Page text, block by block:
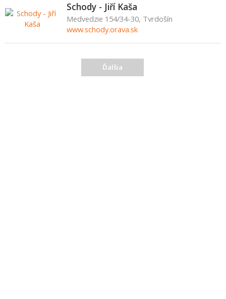
Schody - Jiří Kaša
Medvedzie 154/34-30, Tvrdošín
www.schody.orava.sk
Ďalšia